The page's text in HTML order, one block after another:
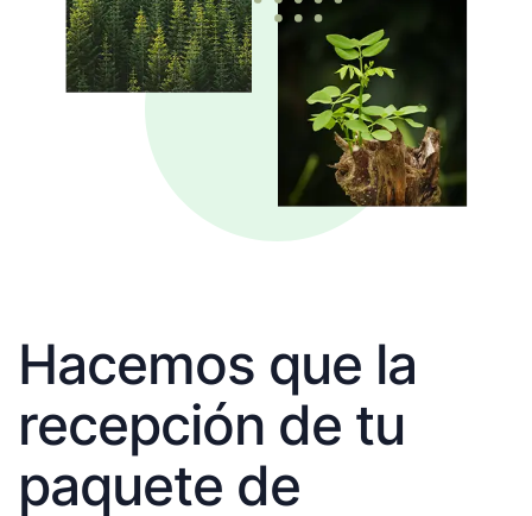
Hacemos que la
recepción de tu
paquete de